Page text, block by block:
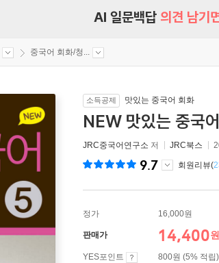
AI 일문백답 의견 남기
중국어 회화/청...
소득공제 맛있는 중국어 회화
NEW 맛있는 중국
JRC중국어연구소 저 JRC북스
9.7 회원리뷰(
정가 16,000원
판매가 14,400원
YES포인트
800원 (5% 적립)